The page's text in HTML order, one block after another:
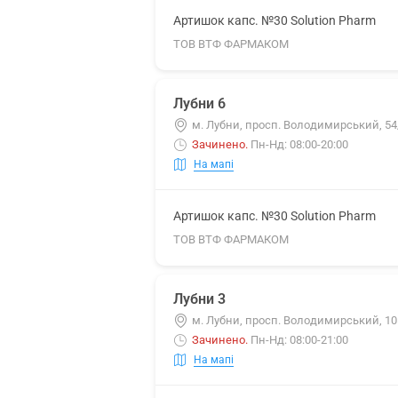
Артишок капс. №30 Solution Pharm
ТОВ ВТФ ФАРМАКОМ
Лубни 6
м. Лубни, просп. Володимирський,
Зачинено. Пн-Нд: 08:00-20:00
На мапі
Артишок капс. №30 Solution Pharm
ТОВ ВТФ ФАРМАКОМ
Лубни 3
м. Лубни, просп. Володимирський,
Зачинено. Пн-Нд: 08:00-21:00
На мапі